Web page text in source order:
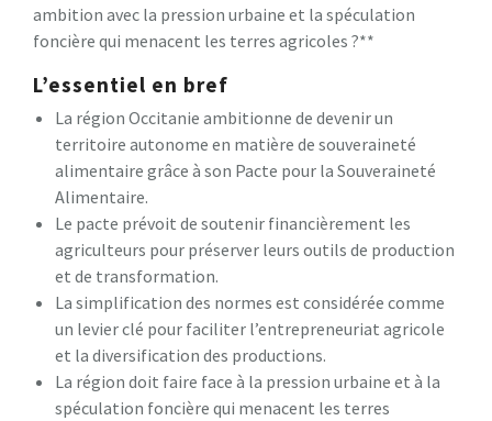
ambition avec la pression urbaine et la spéculation
foncière qui menacent les terres agricoles ?**
L’essentiel en bref
La région Occitanie ambitionne de devenir un
territoire autonome en matière de souveraineté
alimentaire grâce à son Pacte pour la Souveraineté
Alimentaire.
Le pacte prévoit de soutenir financièrement les
agriculteurs pour préserver leurs outils de production
et de transformation.
La simplification des normes est considérée comme
un levier clé pour faciliter l’entrepreneuriat agricole
et la diversification des productions.
La région doit faire face à la pression urbaine et à la
spéculation foncière qui menacent les terres